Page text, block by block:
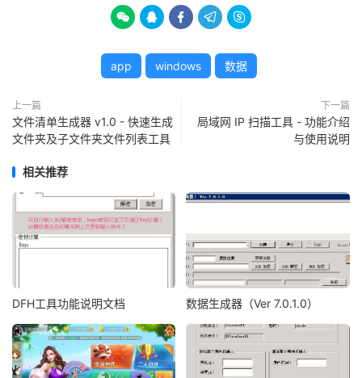
    
app windows 数据
上一篇
文件清单生成器 v1.0 - 快速生成
文件夹及子文件夹文件列表工具
下一篇
局域网 IP 扫描工具 - 功能介绍
与使用说明
相关推荐
DFH工具功能说明文档 数据生成器（Ver 7.0.1.0）